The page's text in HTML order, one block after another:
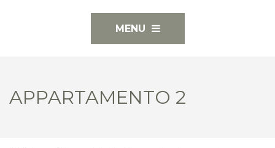
MENU
APPARTAMENTO 2